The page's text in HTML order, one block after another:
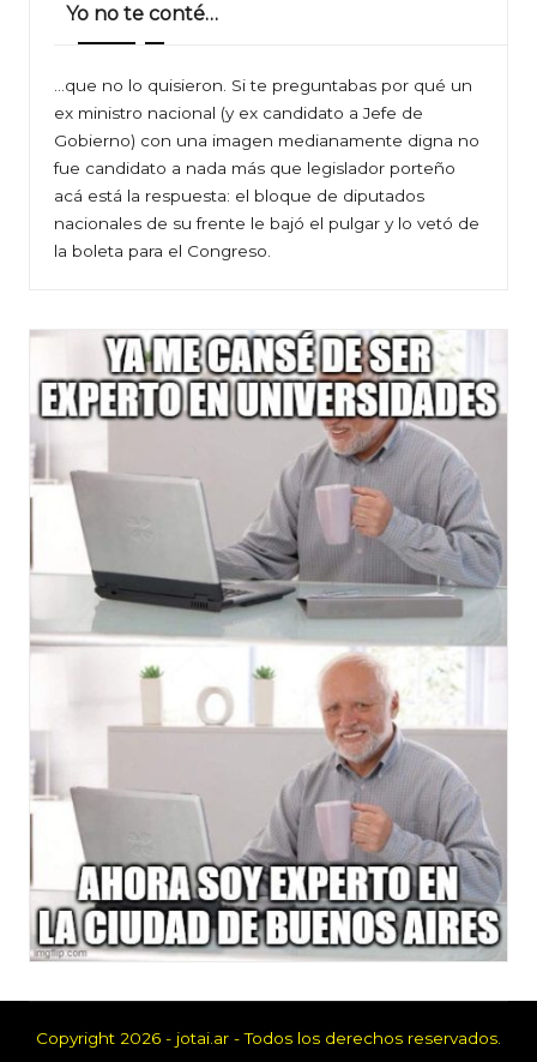
Yo no te conté…
…que no lo quisieron. Si te preguntabas por qué un
ex ministro nacional (y ex candidato a Jefe de
Gobierno) con una imagen medianamente digna no
fue candidato a nada más que legislador porteño
acá está la respuesta: el bloque de diputados
nacionales de su frente le bajó el pulgar y lo vetó de
la boleta para el Congreso.
Copyright 2026 - jotai.ar - Todos los derechos reservados.